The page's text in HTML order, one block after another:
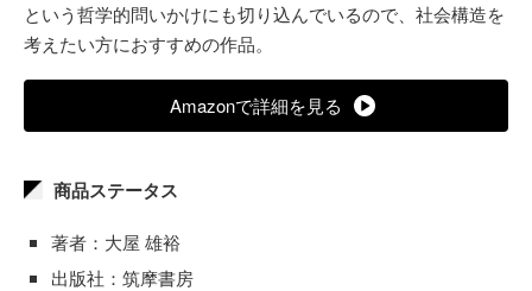
という哲学的問いかけにも切り込んでいるので、社会構造を
考えたい方におすすめの作品。
Amazonで詳細を見る
商品ステータス
著者：大屋 雄裕
出版社：筑摩書房